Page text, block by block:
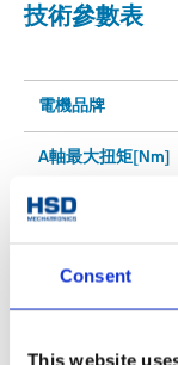
Consent
This website
技術參數表
電機品牌
A軸最大扭矩[Nm]
C軸最大扭矩[Nm]
C軸夾持扭矩[Nm]